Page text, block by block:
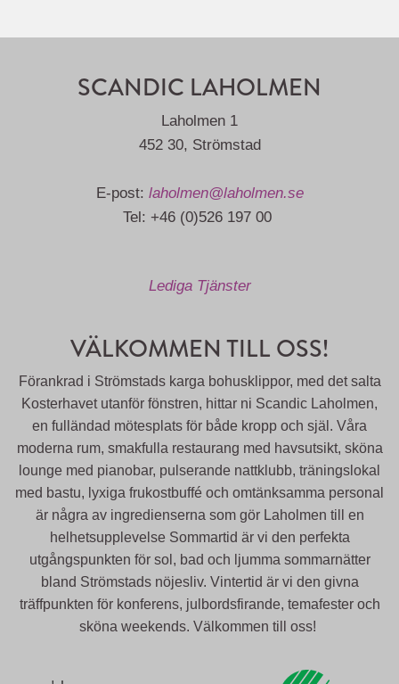
SCANDIC LAHOLMEN
Laholmen 1
452 30, Strömstad
E-post: laholmen@laholmen.se
Tel: +46 (0)526 197 00
Lediga Tjänster
VÄLKOMMEN TILL OSS!
Förankrad i Strömstads karga bohusklippor, med det salta
Kosterhavet utanför fönstren, hittar ni Scandic Laholmen,
en fulländad mötesplats för både kropp och själ. Våra
moderna rum, smakfulla restaurang med havsutsikt, sköna
lounge med pianobar, pulserande nattklubb, träningslokal
med bastu, lyxiga frukostbuffé och omtänksamma personal
är några av ingredienserna som gör Laholmen till en
helhetsupplevelse Sommartid är vi den perfekta
utgångspunkten för sol, bad och ljumma sommarnätter
bland Strömstads nöjesliv. Vintertid är vi den givna
träffpunkten för konferens, julbordsfirande, temafester och
sköna weekends. Välkommen till oss!